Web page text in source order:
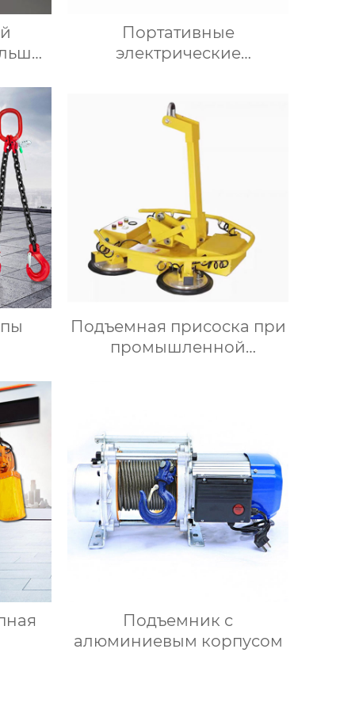
Портативные
электрические
Подъемная присоска при
промышленной
Подъемник с
алюминиевым корпусом